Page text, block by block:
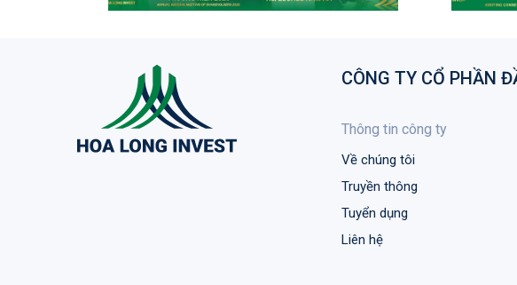
CÔNG TY CỔ PHẦN
Thông tin công ty
Về chúng tôi
Truyền thông
Tuyển dụng
Liên hệ